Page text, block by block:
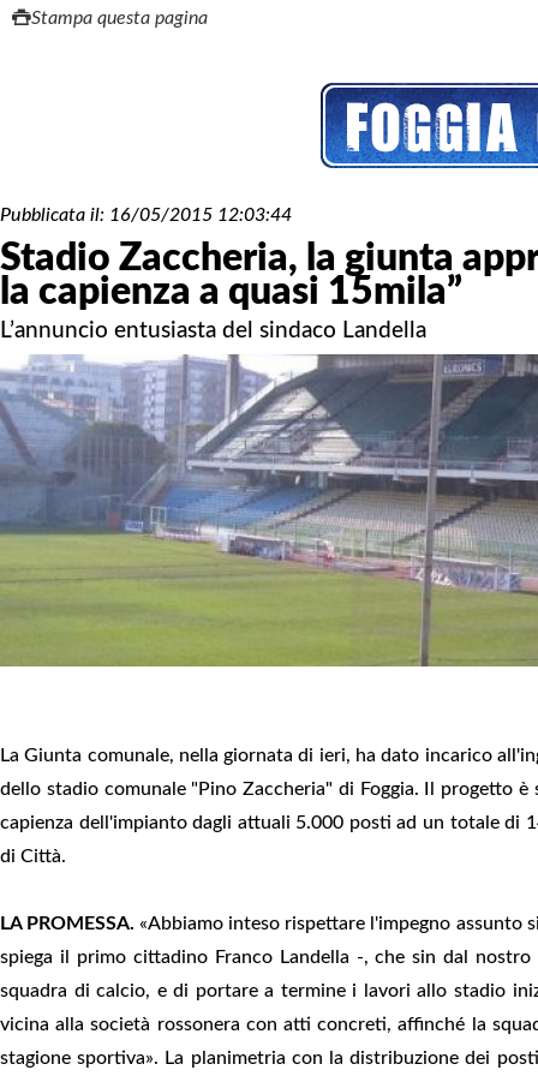
Stampa questa pagina
Pubblicata il: 16/05/2015 12:03:44
Stadio Zaccheria, la giunta
la capienza a quasi 15mila”
L’annuncio entusiasta del sindaco Landella
La Giunta comunale, nella giornata di ieri, ha dato incarico
dello stadio comunale "Pino Zaccheria" di Foggia. Il progetto
capienza dell'impianto dagli attuali 5.000 posti ad un totale di
di Città.
LA PROMESSA. «Abbiamo inteso rispettare l'impegno assunto
spiega il primo cittadino Franco Landella -, che sin dal
squadra di calcio, e di portare a termine i lavori allo stadio
vicina alla società rossonera con atti concreti, affinché la
stagione sportiva». La planimetria con la distribuzione dei